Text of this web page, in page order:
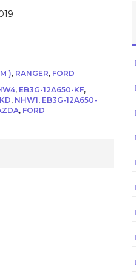
), RANGER, FORD
, EB3G-12A650-KF,
, NHW1, EB3G-12A650-
, FORD